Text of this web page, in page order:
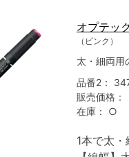
オプテッ
（ピンク）
太・細両用
品番2：
販売価格：
在庫：
○
1本で太・